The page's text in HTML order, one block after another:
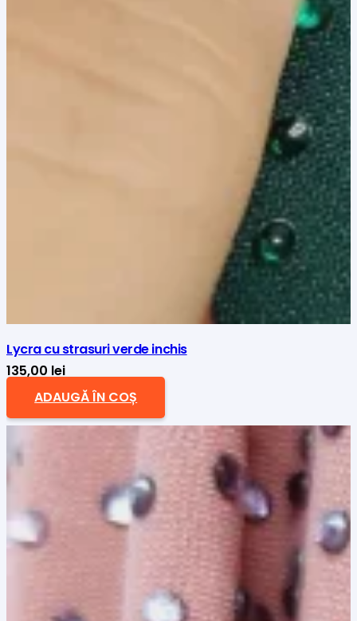
Lycra cu strasuri verde inchis
135,00 lei
ADAUGĂ ÎN COȘ